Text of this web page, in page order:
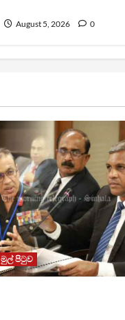
August 5, 2026 0
මුල් පිටුව